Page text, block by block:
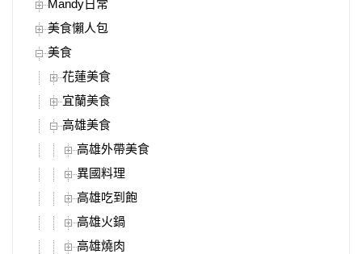
Mandy日常
美食懶人包
美食
花蓮美食
宜蘭美食
高雄美食
高雄外帶美食
異國料理
高雄吃到飽
高雄火鍋
高雄燒肉